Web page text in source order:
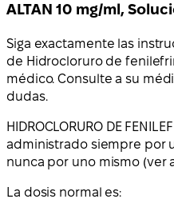
ALTAN 10 mg/ml,
Siga exactamente las
de Hidrocloruro de
médico. Consulte a su
dudas.
HIDROCLORURO DE
administrado siempre por
nunca por uno mismo (ver
La dosis normal es: